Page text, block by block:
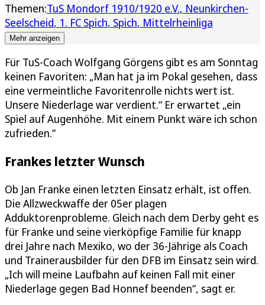
Themen:TuS Mondorf 1910/1920 e.V. Neunkirchen-
Seelscheid 1. FC Spich Spich Mittelrheinliga
Mehr anzeigen
Für TuS-Coach Wolfgang Görgens gibt es am Sonntag
keinen Favoriten: „Man hat ja im Pokal gesehen, dass
eine vermeintliche Favoritenrolle nichts wert ist.
Unsere Niederlage war verdient.“ Er erwartet „ein
Spiel auf Augenhöhe. Mit einem Punkt wäre ich schon
zufrieden.“
Frankes letzter Wunsch
Ob Jan Franke einen letzten Einsatz erhält, ist offen.
Die Allzweckwaffe der 05er plagen
Adduktorenprobleme. Gleich nach dem Derby geht es
für Franke und seine vierköpfige Familie für knapp
drei Jahre nach Mexiko, wo der 36-Jährige als Coach
und Trainerausbilder für den DFB im Einsatz sein wird.
„Ich will meine Laufbahn auf keinen Fall mit einer
Niederlage gegen Bad Honnef beenden“, sagt er.